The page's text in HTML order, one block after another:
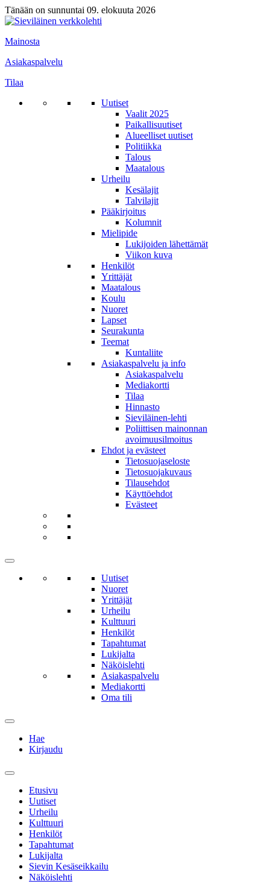
Tänään on sunnuntai 09. elokuuta 2026
Mainosta
Asiakaspalvelu
Tilaa
Uutiset
Vaalit 2025
Paikallisuutiset
Alueelliset uutiset
Politiikka
Talous
Maatalous
Urheilu
Kesälajit
Talvilajit
Pääkirjoitus
Kolumnit
Mielipide
Lukijoiden lähettämät
Viikon kuva
Henkilöt
Yrittäjät
Maatalous
Koulu
Nuoret
Lapset
Seurakunta
Teemat
Kuntaliite
Asiakaspalvelu ja info
Asiakaspalvelu
Mediakortti
Tilaa
Hinnasto
Sieviläinen-lehti
Poliittisen mainonnan
avoimuusilmoitus
Ehdot ja evästeet
Tietosuojaseloste
Tietosuojakuvaus
Tilausehdot
Käyttöehdot
Evästeet
Uutiset
Nuoret
Yrittäjät
Urheilu
Kulttuuri
Henkilöt
Tapahtumat
Lukijalta
Näköislehti
Asiakaspalvelu
Mediakortti
Oma tili
Hae
Kirjaudu
Etusivu
Uutiset
Urheilu
Kulttuuri
Henkilöt
Tapahtumat
Lukijalta
Sievin Kesäseikkailu
Näköislehti